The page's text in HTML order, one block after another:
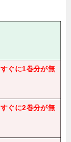
すぐに1巻分が無
すぐに2巻分が無